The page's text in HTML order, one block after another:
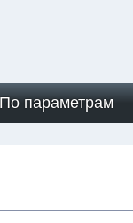
По параметрам